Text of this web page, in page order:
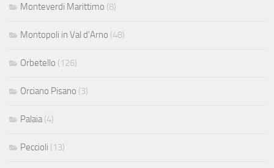
Monteverdi Marittimo (8)
Montopoli in Val d'Arno (48)
Orbetello (126)
Orciano Pisano (3)
Palaia (4)
Peccioli (13)